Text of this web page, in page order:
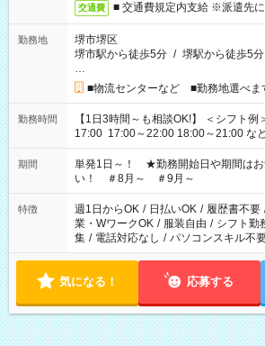
交通費 ■ 交通費規定内支給 ※派遣先
勤務地
堺市堺区
堺市駅から徒歩5分 / 堺駅から徒歩5分
…
■物流センターなど ■勤務地選べま
勤務時間
【1日3時間～も相談OK!】 ＜シフト例＞ 9:00～12:00 12:00～
17:00 17:00～22:00 18:00～21:00 など こちら以外の時間帯
お気軽にご相談ください！
期間
単発1日～！ ★勤務開始日や期間はお
い！ ＃8月～ ＃9月～
特徴 週1日からOK / 日払いOK / 履歴書不要
業・WワークOK / 服装自由 / シフト勤
集 / 電話対応なし / パソコンスキル不
気になる！ 応募する